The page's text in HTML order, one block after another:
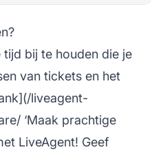
bij te houden die je
van tickets en het
liveagent-
‘Maak prachtige
LiveAgent! Geef